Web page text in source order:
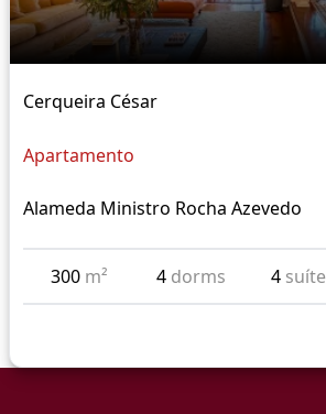
Cerqueira César
Apartamento
Alameda Ministro Rocha Azevedo
300 m² 4 dorms 4